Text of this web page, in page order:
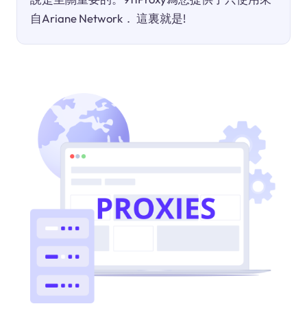
自Ariane Network． 這裏就是!